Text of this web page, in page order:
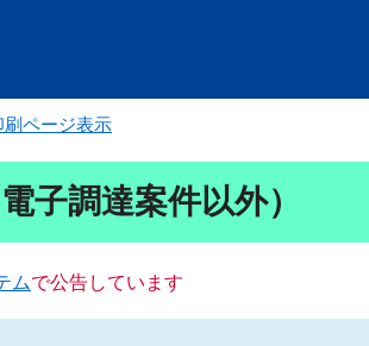
ページ表示
子調達案件以外）
ムで公告しています